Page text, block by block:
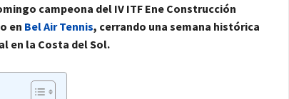
campeona del IV ITF Ene Construcción
en Bel Air Tennis, cerrando una semana histórica
en la Costa del Sol.